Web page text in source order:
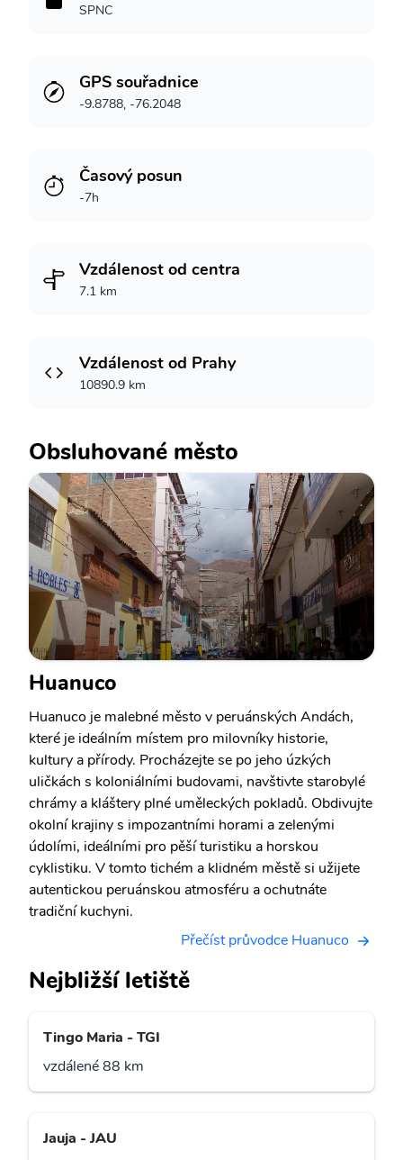
SPNC
GPS souřadnice
-9.8788, -76.2048
Časový posun
-7h
Vzdálenost od centra
7.1 km
Vzdálenost od Prahy
10890.9 km
Obsluhované město
Huanuco
Huanuco je malebné město v peruánských Andách,
které je ideálním místem pro milovníky historie,
kultury a přírody. Procházejte se po jeho úzkých
uličkách s koloniálními budovami, navštivte starobylé
chrámy a kláštery plné uměleckých pokladů. Obdivujte
okolní krajiny s impozantními horami a zelenými
údolími, ideálními pro pěší turistiku a horskou
cyklistiku. V tomto tichém a klidném městě si užijete
autentickou peruánskou atmosféru a ochutnáte
tradiční kuchyni.
Přečíst průvodce Huanuco
Nejbližší letiště
Tingo Maria - TGI
vzdálené 88 km
Jauja - JAU